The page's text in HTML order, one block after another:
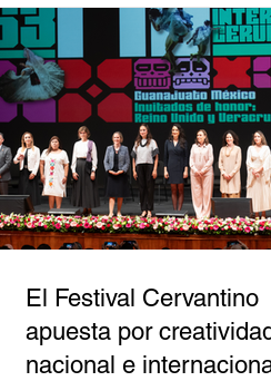
El Festival Cervantino
apuesta por
nacional e